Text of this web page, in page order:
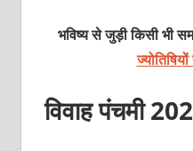
भविष्य से जुड़ी किसी भी
विवाह पंचमी